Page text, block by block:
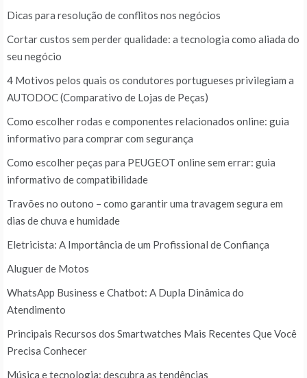
Dicas para resolução de conflitos nos negócios
Cortar custos sem perder qualidade: a tecnologia como aliada do
seu negócio
4 Motivos pelos quais os condutores portugueses privilegiam a
AUTODOC (Comparativo de Lojas de Peças)
Como escolher rodas e componentes relacionados online: guia
informativo para comprar com segurança
Como escolher peças para PEUGEOT online sem errar: guia
informativo de compatibilidade
Travões no outono – como garantir uma travagem segura em
dias de chuva e humidade
Eletricista: A Importância de um Profissional de Confiança
Aluguer de Motos
WhatsApp Business e Chatbot: A Dupla Dinâmica do
Atendimento
Principais Recursos dos Smartwatches Mais Recentes Que Você
Precisa Conhecer
Música e tecnologia: descubra as tendências